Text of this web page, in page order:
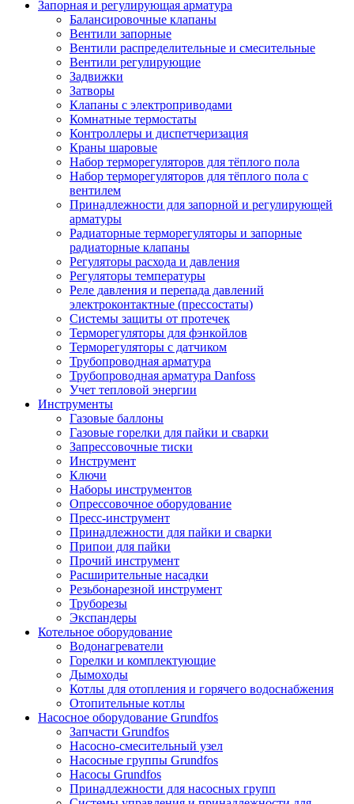
Запорная и регулирующая арматура
Балансировочные клапаны
Вентили запорные
Вентили распределительные и смесительные
Вентили регулирующие
Задвижки
Затворы
Клапаны с электроприводами
Комнатные термостаты
Контроллеры и диспетчеризация
Краны шаровые
Набор терморегуляторов для тёплого пола
Набор терморегуляторов для тёплого пола с
вентилем
Принадлежности для запорной и регулирующей
арматуры
Радиаторные терморегуляторы и запорные
радиаторные клапаны
Регуляторы расхода и давления
Регуляторы температуры
Реле давления и перепада давлений
электроконтактные (прессостаты)
Системы защиты от протечек
Терморегуляторы для фэнкойлов
Терморегуляторы с датчиком
Трубопроводная арматура
Трубопроводная арматура Danfoss
Учет тепловой энергии
Инструменты
Газовые баллоны
Газовые горелки для пайки и сварки
Запрессовочные тиски
Инструмент
Ключи
Наборы инструментов
Опрессовочное оборудование
Пресс-инструмент
Принадлежности для пайки и сварки
Припои для пайки
Прочий инструмент
Расширительные насадки
Резьбонарезной инструмент
Труборезы
Экспандеры
Котельное оборудование
Водонагреватели
Горелки и комплектующие
Дымоходы
Котлы для отопления и горячего водоснабжения
Отопительные котлы
Насосное оборудование Grundfos
Запчасти Grundfos
Насосно-смесительный узел
Насосные группы Grundfos
Насосы Grundfos
Принадлежности для насосных групп